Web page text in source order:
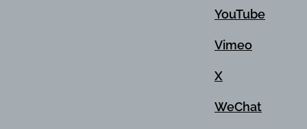
YouTube
Vimeo
X
WeChat